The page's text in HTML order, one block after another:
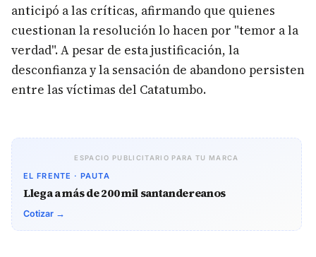
anticipó a las críticas, afirmando que quienes
cuestionan la resolución lo hacen por "temor a la
verdad". A pesar de esta justificación, la
desconfianza y la sensación de abandono persisten
entre las víctimas del Catatumbo.
ESPACIO PUBLICITARIO PARA TU MARCA
EL FRENTE · PAUTA
Llega a más de 200 mil santandereanos
Cotizar →